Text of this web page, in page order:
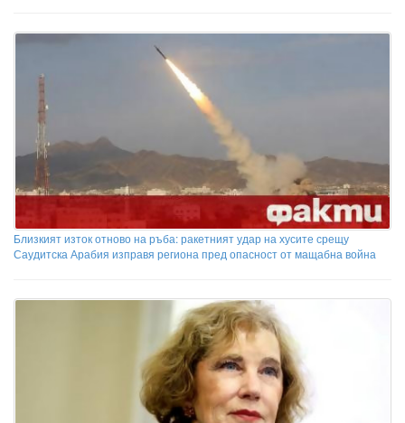
Близкият изток отново на ръба: ракетният удар на хусите срещу
Саудитска Арабия изправя региона пред опасност от мащабна война